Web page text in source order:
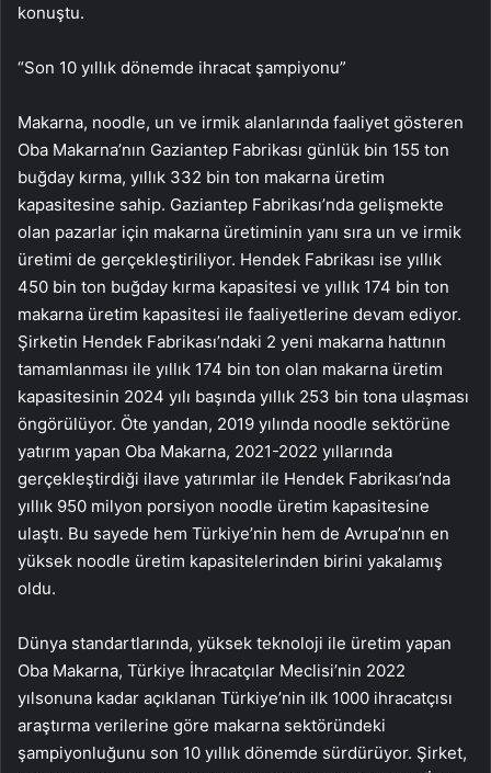
konuştu.
“Son 10 yıllık dönemde ihracat şampiyonu”
Makarna, noodle, un ve irmik alanlarında faaliyet gösteren
Oba Makarna’nın Gaziantep Fabrikası günlük bin 155 ton
buğday kırma, yıllık 332 bin ton makarna üretim
kapasitesine sahip. Gaziantep Fabrikası’nda gelişmekte
olan pazarlar için makarna üretiminin yanı sıra un ve irmik
üretimi de gerçekleştiriliyor. Hendek Fabrikası ise yıllık
450 bin ton buğday kırma kapasitesi ve yıllık 174 bin ton
makarna üretim kapasitesi ile faaliyetlerine devam ediyor.
Şirketin Hendek Fabrikası’ndaki 2 yeni makarna hattının
tamamlanması ile yıllık 174 bin ton olan makarna üretim
kapasitesinin 2024 yılı başında yıllık 253 bin tona ulaşması
öngörülüyor. Öte yandan, 2019 yılında noodle sektörüne
yatırım yapan Oba Makarna, 2021-2022 yıllarında
gerçekleştirdiği ilave yatırımlar ile Hendek Fabrikası’nda
yıllık 950 milyon porsiyon noodle üretim kapasitesine
ulaştı. Bu sayede hem Türkiye’nin hem de Avrupa’nın en
yüksek noodle üretim kapasitelerinden birini yakalamış
oldu.
Dünya standartlarında, yüksek teknoloji ile üretim yapan
Oba Makarna, Türkiye İhracatçılar Meclisi’nin 2022
yılsonuna kadar açıklanan Türkiye’nin ilk 1000 ihracatçısı
araştırma verilerine göre makarna sektöründeki
şampiyonluğunu son 10 yıllık dönemde sürdürüyor. Şirket,